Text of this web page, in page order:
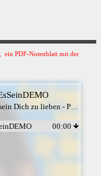
ein PDF-Notenblatt mit der
Schön muss es sein Dich zu lieben - Peter AlexanderSchön muss es sein Dich zu lieben - Peter Alexander
00:00